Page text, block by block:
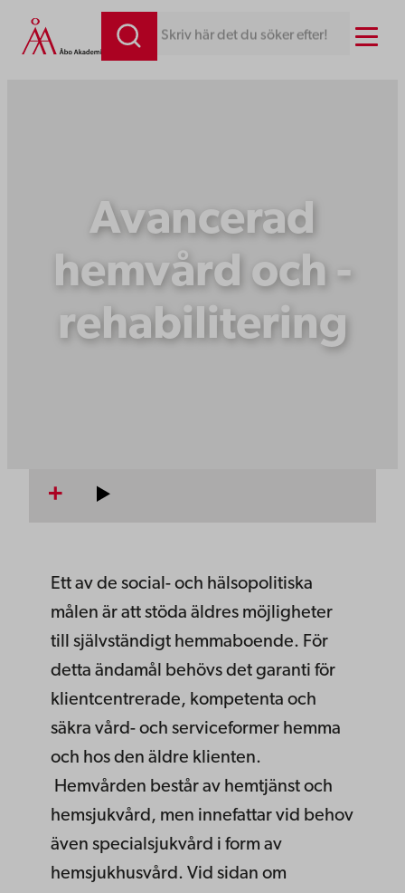
Hoppa
till
Skriv här det du söker efter! Menu
Avancerad
hemvård och -
rehabilitering
Ett av de social- och hälsopolitiska
målen är att stöda äldres möjligheter
till självständigt hemmaboende. För
detta ändamål behövs det garanti för
klientcentrerade, kompetenta och
säkra vård- och serviceformer hemma
och hos den äldre klienten.
Hemvården består av hemtjänst och
hemsjukvård, men innefattar vid behov
även specialsjukvård i form av
hemsjukhusvård. Vid sidan om